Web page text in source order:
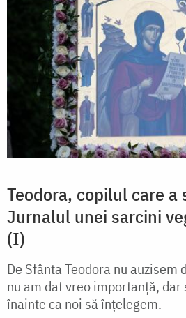
Teodora, copilul care
Jurnalul unei sarcini
(I)
De Sfânta Teodora nu auzisem
nu am dat vreo importanță,
înainte ca noi să înțelegem.